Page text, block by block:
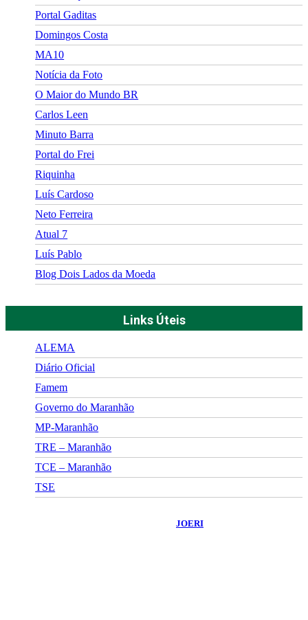
Portal Gaditas
Domingos Costa
MA10
Notícia da Foto
O Maior do Mundo BR
Carlos Leen
Minuto Barra
Portal do Frei
Riquinha
Luís Cardoso
Neto Ferreira
Atual 7
Luís Pablo
Blog Dois Lados da Moeda
Links Úteis
ALEMA
Diário Oficial
Famem
Governo do Maranhão
MP-Maranhão
TRE – Maranhão
TCE – Maranhão
TSE
JOERI